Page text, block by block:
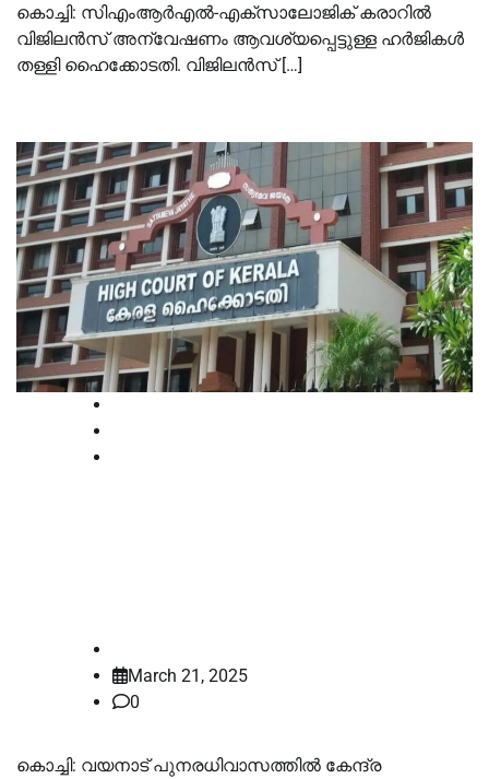
കൊച്ചി: സിഎംആര്‍എല്‍-എക്‌സാലോജിക് കരാറില്‍
വിജിലന്‍സ് അന്വേഷണം ആവശ്യപ്പെട്ടുള്ള ഹര്‍ജികള്‍
തള്ളി ഹൈക്കോടതി. വിജിലന്‍സ് […]
March 21, 2025
0
കൊച്ചി: വയനാട് പുനരധിവാസത്തിൽ കേന്ദ്ര